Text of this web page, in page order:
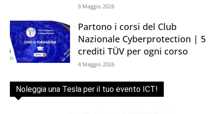
6 Maggio 2026
Partono i corsi del Club
Nazionale Cyberprotection | 5
crediti TÜV per ogni corso
4 Maggio 2026
Noleggia una Tesla per il tuo evento ICT!